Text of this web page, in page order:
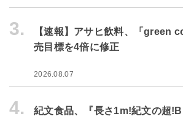
3.
【速報】アサヒ飲料、「green
売目標を4倍に修正
2026.08.07
4.
紀文食品、『長さ1m!紀文の超